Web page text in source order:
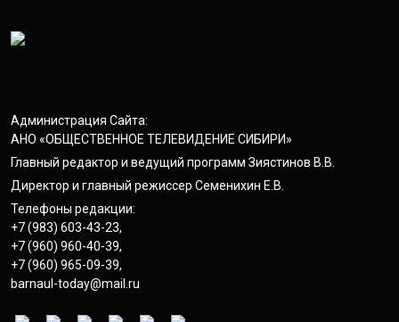
Администрация Сайта:
АНО «ОБЩЕСТВЕННОЕ ТЕЛЕВИДЕНИЕ СИБИРИ»
Главный редактор и ведущий программ Зиястинов В.В.
Директор и главный режиссер Семенихин Е.В.
Телефоны редакции:
+7 (983) 603-43-23,
+7 (960) 960-40-39,
+7 (960) 965-09-39,
barnaul-today@mail.ru